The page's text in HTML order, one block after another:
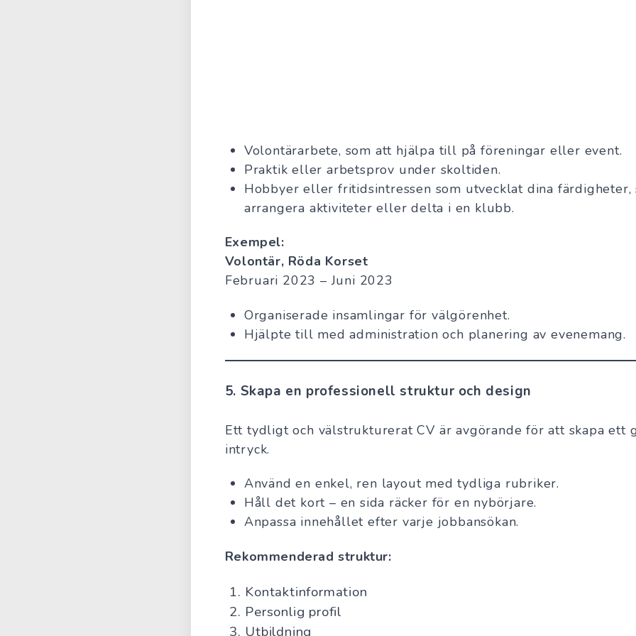
Volontärarbete, som att hjälpa till på föreningar eller event.
Praktik eller arbetsprov under skoltiden.
Hobbyer eller fritidsintressen som utvecklat dina färdigheter,
arrangera aktiviteter eller delta i en klubb.
Exempel:
Volontär, Röda Korset
Februari 2023 – Juni 2023
Organiserade insamlingar för välgörenhet.
Hjälpte till med administration och planering av evenemang.
5. Skapa en professionell struktur och design
Ett tydligt och välstrukturerat CV är avgörande för att skapa ett
intryck.
Använd en enkel, ren layout med tydliga rubriker.
Håll det kort – en sida räcker för en nybörjare.
Anpassa innehållet efter varje jobbansökan.
Rekommenderad struktur:
Kontaktinformation
Personlig profil
Utbildning